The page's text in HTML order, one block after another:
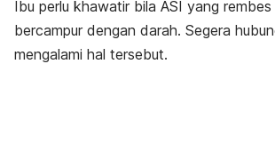
Ibu perlu khawatir bila ASI yang
bercampur dengan darah. Segera
mengalami hal tersebut.